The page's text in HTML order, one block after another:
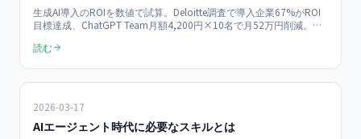
生成AI導入のROIを数値で試算。Deloitte調査で導入企業67%がROI
目標達成、ChatGPT Team月額4,200円×10名で月52万円削減。中
順位を50社以上の研修データ付きで紹介。
読む
2026-03-17
AIエージェント時代に必要なスキルとは